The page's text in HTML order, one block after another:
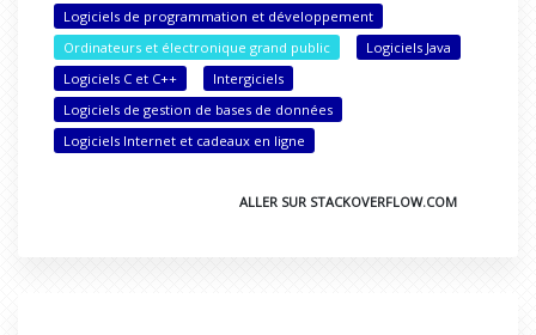
Logiciels de programmation et développement
Ordinateurs et électronique grand public
Logiciels Java
Logiciels C et C++
Intergiciels
Logiciels de gestion de bases de données
Logiciels Internet et cadeaux en ligne
ALLER SUR STACKOVERFLOW.COM